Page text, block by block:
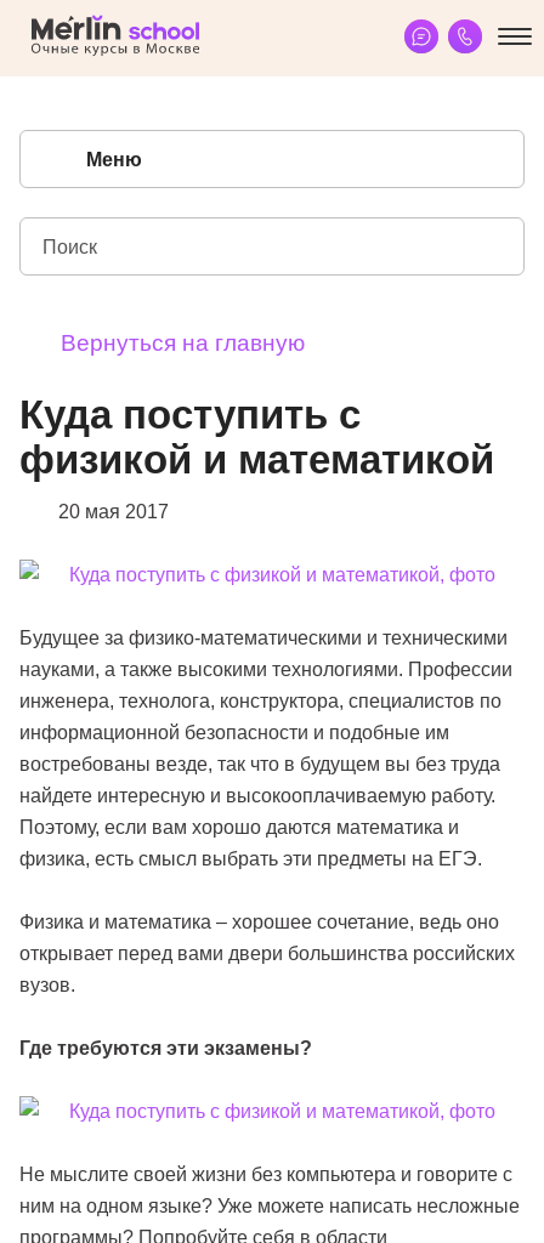
Вернуться на главную
Куда поступить с
физикой и математикой
20 мая 2017
Будущее за физико-математическими и техническими
науками, а также высокими технологиями. Профессии
инженера, технолога, конструктора, специалистов по
информационной безопасности и подобные им
востребованы везде, так что в будущем вы без труда
найдете интересную и высокооплачиваемую работу.
Поэтому, если вам хорошо даются математика и
физика, есть смысл выбрать эти предметы на ЕГЭ.
Физика и математика – хорошее сочетание, ведь оно
открывает перед вами двери большинства российских
вузов.
Где требуются эти экзамены?
Не мыслите своей жизни без компьютера и говорите с
ним на одном языке? Уже можете написать несложные
программы? Попробуйте себя в области
Меню